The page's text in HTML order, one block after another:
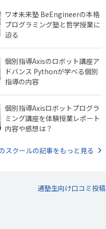
ワオ未来塾 BeEngineerの本格
プログラミング塾と哲学授業に
迫る
個別指導Axisのロボット講座ア
ドバンス Pythonが学べる個別
指導の内容
個別指導Axisロボットプログラ
ミング講座を体験授業レポート
内容や感想は？
スクールの記事をもっと見る
通塾生向け口コミ投稿